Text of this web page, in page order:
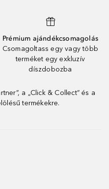
Prémium ajándékcsomagolás
Csomagoltass egy vagy több
terméket egy exkluzív
díszdobozba
a „Click & Collect” és a
termékekre.